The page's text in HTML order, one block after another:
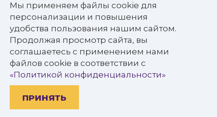
Мы применяем файлы cookie для
персонализации и повышения
удобства пользования нашим сайтом.
Продолжая просмотр сайта, вы
соглашаетесь с применением нами
файлов cookie в соответствии с
«Политикой конфиденциальности»
ПРИНЯТЬ
© 2016—2022 Государственное бюджетное
учреждение культуры
«Белгородская государственная специальная
библиотека для слепых им. В.Я. Ерошенко».
Все права защищены.
Политика конфиденциальности
Разработано: